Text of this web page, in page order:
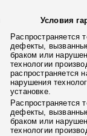
Условия
Распространяется
дефекты,
браком или
технологии
распространяется
нарушения
установке.
Распространяется
дефекты,
браком или
технологии